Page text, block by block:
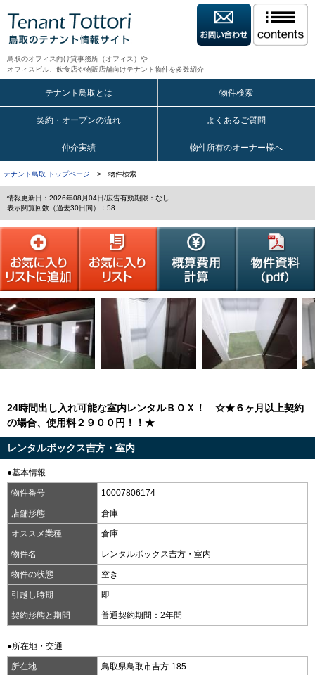
鳥取のオフィス向け貸事務所（オフィス）や
オフィスビル、飲食店や物販店舗向けテナント物件を多数紹介
テナント鳥取とは 物件検索
契約・オープンの流れ よくあるご質問
仲介実績 物件所有のオーナー様へ
テナント鳥取 トップページ > 物件検索
情報更新日：2026年08月04日/広告有効期限：なし
表示閲覧回数（過去30日間）：58
24時間出し入れ可能な室内レンタルＢＯＸ！ ☆★６ヶ月以上契約
の場合、使用料２９００円！！★
レンタルボックス吉方・室内
●基本情報
物件番号 10007806174
店舗形態 倉庫
オススメ業種 倉庫
物件名 レンタルボックス吉方・室内
物件の状態 空き
引越し時期 即
契約形態と期間 普通契約期間：2年間
●所在地・交通
所在地 鳥取県鳥取市吉方-185